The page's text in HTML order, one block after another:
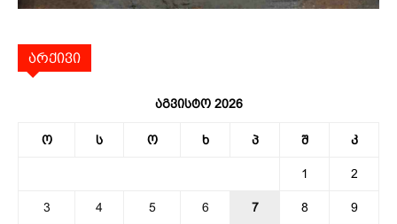
არქივი
აგვისტო 2026
ო ს ო ხ პ შ კ
1 2
3 4 5 6 7 8 9